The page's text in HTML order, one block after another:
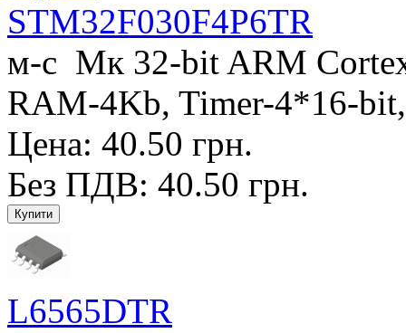
STM32F030F4P6TR
м-с Мк 32-bit ARM
RAM-4Kb, Timer-4*16-
Цена: 40.50 грн.
Без ПДВ: 40.50 грн.
L6565DTR